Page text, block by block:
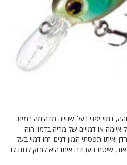
דמוי יפני בעל שחייה מדהימה במים.
או דמויים של מריה.בדמוי הזה
ואיתו תפסתי המון דגים. זהו דמוי בעל
שיטת העבודה איתו היא לזרוק לתת לו